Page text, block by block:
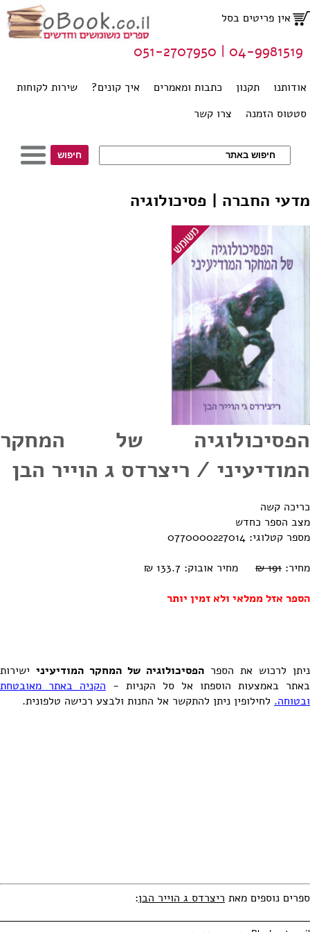
אין פריטים בסל
אודותנו תקנון כתבות ומאמרים איך קונים?
שירות לקוחות
סטטוס הזמנה
צרו קשר
04-9981519 | 051-2707950
מדעי החברה | פסיכולוגיה
הפסיכולוגיה של המחקר
המודיעיני / ריצרדס ג הוייר הבן
כריכה קשה
מצב הספר כחדש
מספר קטלוגי: 0770000227014
מחיר: 191 ₪
מחיר אובוק: 133.7 ₪
הספר אזל ממלאי ולא זמין יותר
ניתן לרכוש את הספר הפסיכולוגיה של המחקר המודיעיני ישירות
באתר באמצעות הוספתו אל סל הקניות - הקניה באתר מאובטחת
ובטוחה. לחילופין ניתן להתקשר אל החנות ולבצע רכישה טלפונית.
ספרים נוספים מאת ריצרדס ג הוייר הבן: